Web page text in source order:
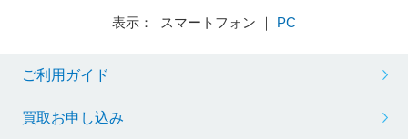
表示： スマートフォン ｜ PC
ご利用ガイド
買取お申し込み